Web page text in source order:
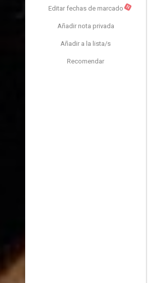
Editar fechas de marcado N
Añadir nota privada
Añadir a la lista/s
Recomendar